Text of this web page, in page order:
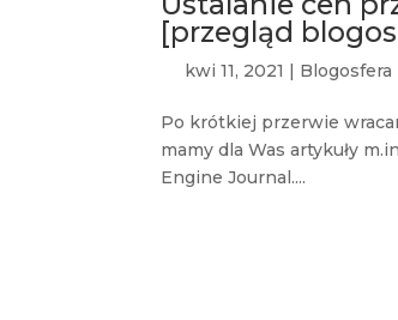
[przegląd
kwi 11, 2021 | Blogosfera
Po krótkiej przerwie
mamy dla Was artykuły
Engine Journal....